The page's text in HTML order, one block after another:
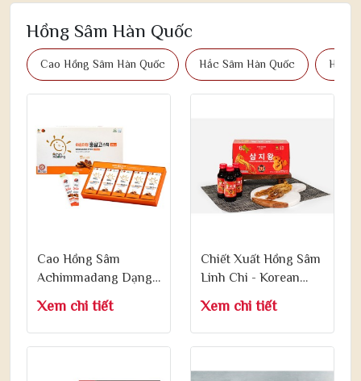
Hồng Sâm Hàn Quốc
Cao Hồng Sâm Hàn Quốc Hắc Sâm Hàn Quốc Hồng
Cao Hồng Sâm
Achimmadang Dạng
Gói - Achimmadang
Hongsamgold Stick
10ml x 30 Gói
Xem chi tiết
Chiết Xuất Hồng Sâm
Linh Chi - Korean
Ginseng Linhzhi
Liquid 100ml x 10
Chai
Xem chi tiết